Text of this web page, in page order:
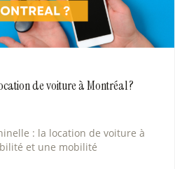
de voiture à Montréal ?
: la location de voiture à
et une mobilité